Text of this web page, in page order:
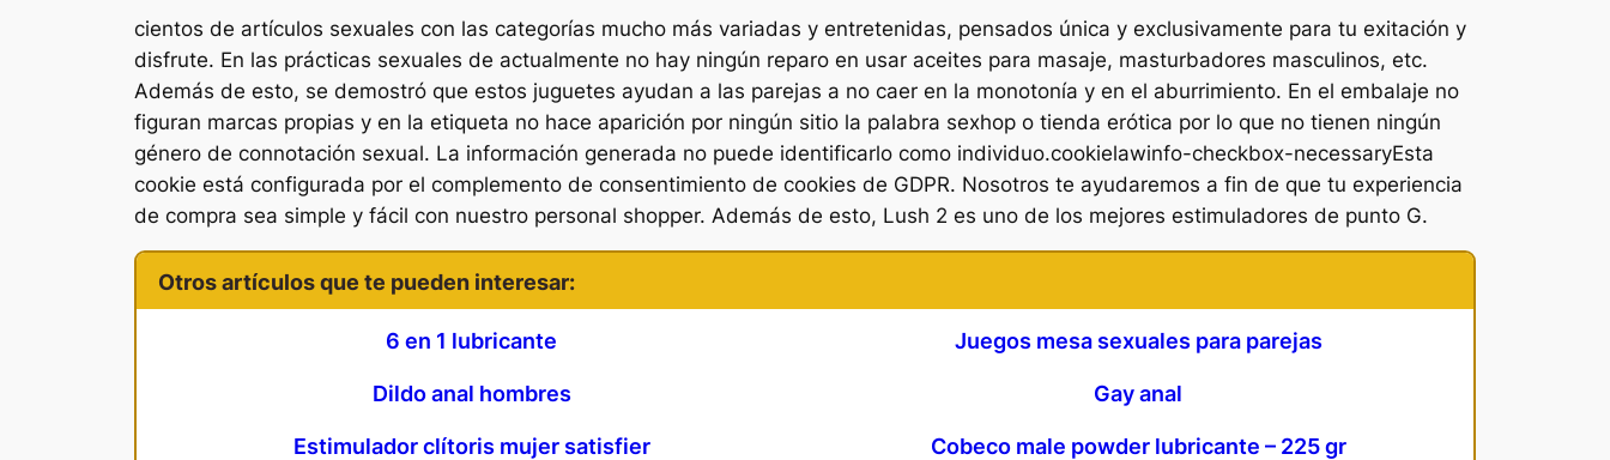
cientos de artículos sexuales con las categorías mucho más variadas y entretenidas, pensados única y exclusivamente para tu exitación y
disfrute. En las prácticas sexuales de actualmente no hay ningún reparo en usar aceites para masaje, masturbadores masculinos, etc.
Además de esto, se demostró que estos juguetes ayudan a las parejas a no caer en la monotonía y en el aburrimiento. En el embalaje no
figuran marcas propias y en la etiqueta no hace aparición por ningún sitio la palabra sexhop o tienda erótica por lo que no tienen ningún
género de connotación sexual. La información generada no puede identificarlo como individuo.cookielawinfo-checkbox-necessaryEsta
cookie está configurada por el complemento de consentimiento de cookies de GDPR. Nosotros te ayudaremos a fin de que tu experiencia
de compra sea simple y fácil con nuestro personal shopper. Además de esto, Lush 2 es uno de los mejores estimuladores de punto G.
Otros artículos que te pueden interesar:
6 en 1 lubricante Juegos mesa sexuales para parejas
Dildo anal hombres Gay anal
Estimulador clítoris mujer satisfier Cobeco male powder lubricante – 225 gr